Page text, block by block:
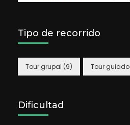
Tipo de recorrido
Tour grupal (9) Tour guiado
Dificultad